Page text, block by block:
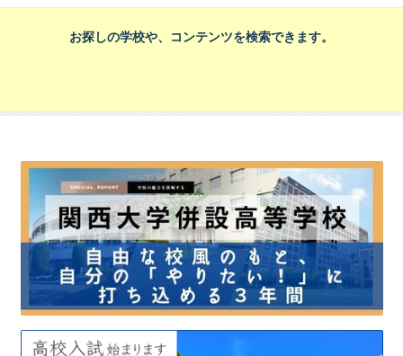
お探しの学校や、コンテンツを検索できます。